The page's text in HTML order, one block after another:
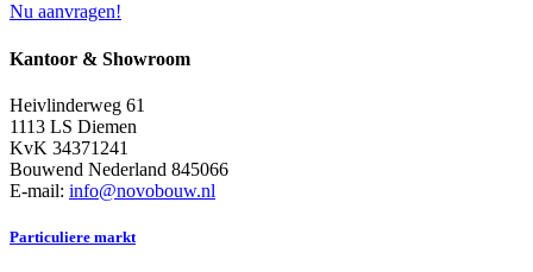
Nu aanvragen!
Kantoor & Showroom
Heivlinderweg 61
1113 LS Diemen
KvK 34371241
Bouwend Nederland 845066
E-mail: info@novobouw.nl
Particuliere markt